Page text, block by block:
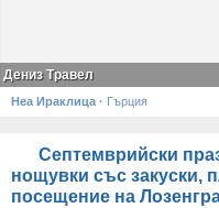
Дениз Травел
Неа Ираклица · Гърция
Септемврийски
нощувки със закуски,
посещение на